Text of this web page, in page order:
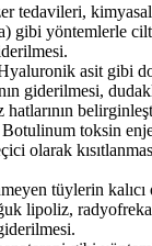
tedavileri,
gibi yöntemlerle
asit gibi
giderilmesi,
hatlarının
toksin
olarak
tüylerin kalıcı
lipoliz,